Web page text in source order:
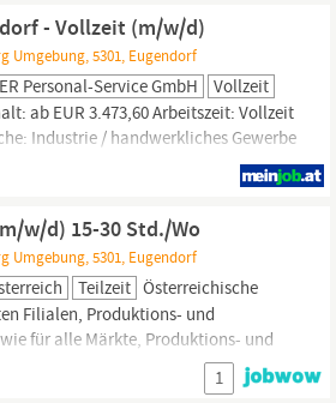
- Vollzeit (m/w/d)
Umgebung, 5301, Eugendorf
Personal-Service GmbH
Vollzeit
ab EUR 3.473,60 Arbeitszeit: Vollzeit
Industrie / handwerkliches Gewerbe
unseren Kunden in
Eugendorf,ein
über 130-jährigen Tradition in der
von technisch und qualitativ
w/d) 15-30 Std./Wo
Umgebung, 5301, Eugendorf
Teilzeit Österreichische
Filialen, Produktions- und
für alle Märkte, Produktions- und
Gesellschaft m.b.H. und der
m.b.H. Dienstort:
Eugendorf·
1